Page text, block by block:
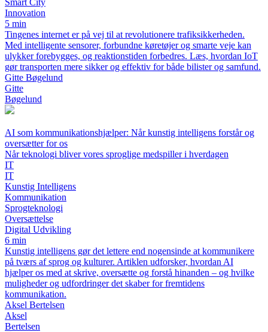
Smart City
Innovation
5 min
Tingenes internet er på vej til at revolutionere trafiksikkerheden.
Med intelligente sensorer, forbundne køretøjer og smarte veje kan
ulykker forebygges, og reaktionstiden forbedres. Læs, hvordan IoT
gør transporten mere sikker og effektiv for både bilister og samfund.
Gitte Bøgelund
Gitte
Bøgelund
AI som kommunikationshjælper: Når kunstig intelligens forstår og
oversætter for os
Når teknologi bliver vores sproglige medspiller i hverdagen
IT
IT
Kunstig Intelligens
Kommunikation
Sprogteknologi
Oversættelse
Digital Udvikling
6 min
Kunstig intelligens gør det lettere end nogensinde at kommunikere
på tværs af sprog og kulturer. Artiklen udforsker, hvordan AI
hjælper os med at skrive, oversætte og forstå hinanden – og hvilke
muligheder og udfordringer det skaber for fremtidens
kommunikation.
Aksel Bertelsen
Aksel
Bertelsen